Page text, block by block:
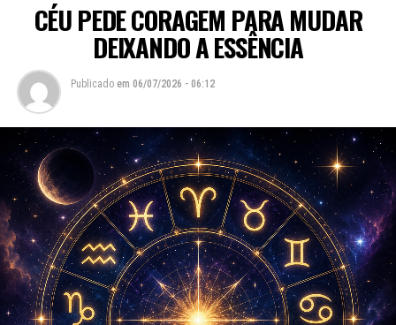
CÉU PEDE CORAGEM PARA MUDAR
DEIXANDO A ESSÊNCIA
Publicado em 06/07/2026 - 06:12